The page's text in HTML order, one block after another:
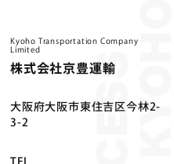
Kyoho Transportation Company
Limited
株式会社京豊運輸
⼤阪府⼤阪市東住吉区今林2-
3-2